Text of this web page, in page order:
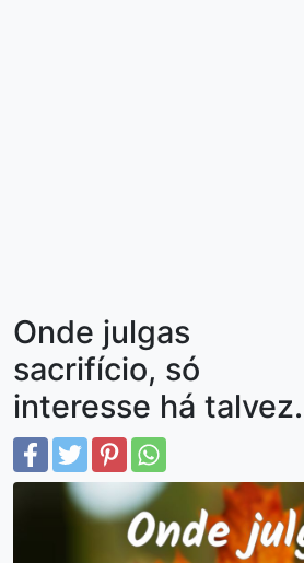
Onde julgas
sacrifício, só
interesse há talvez.